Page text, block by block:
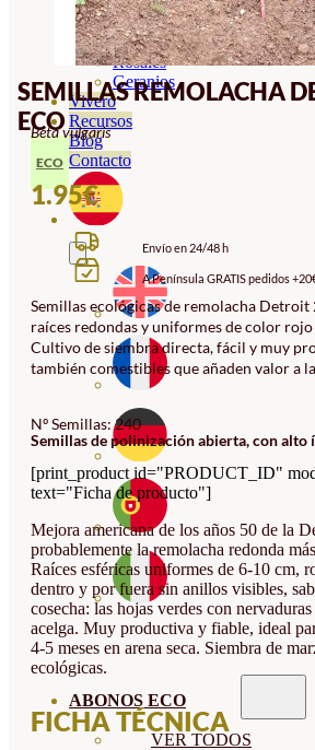
Ornamentales
Hortensias
Rosales
Geranios
Vivero
Recursos
Blog
Contacto
ABONOS ECO
VER TODOS
SEMILLAS REMOLACHA
ECO
Beta vulgaris
ECO
1.95€
Envío en 24/48 h
A Península GRATIS pedidos
Semillas ecológicas de remolacha Detroit
raíces redondas y uniformes de color
Cultivo de siembra directa, fácil y muy
también comestibles que añaden valor a
Nº Semillas: 240
Semillas de polinización abierta, con alto
[print_product id="PRODUCT_ID"
text="Ficha de producto"]
Mejora americana de los años 50 de la
probablemente la remolacha redonda
Raíces esféricas uniformes de 6-10 cm,
dentro y por fuera sin anillos visibles,
cosecha: las hojas verdes con
acelga. Muy productiva y fiable, ideal
4-5 meses en arena seca. Siembra de
ecológicas.
FICHA TÉCNICA